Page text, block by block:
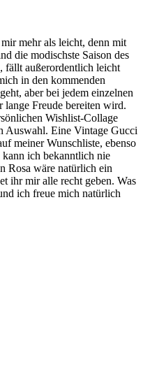
mehr als leicht, denn mit
die modischste Saison des
fällt außerordentlich leicht
in den kommenden
aber bei jedem einzelnen
lange Freude bereiten wird.
Wishlist-Collage
Auswahl. Eine Vintage Gucci
meiner Wunschliste, ebenso
ich bekanntlich nie
Rosa wäre natürlich ein
ihr mir alle recht geben. Was
ich freue mich natürlich